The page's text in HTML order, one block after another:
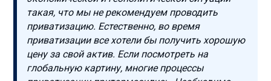
такая, что мы не рекомендуем проводить
приватизацию. Естественно, во время
приватизации все хотели бы получить хорошую
цену за свой актив. Если посмотреть на
глобальную картину, многие процессы